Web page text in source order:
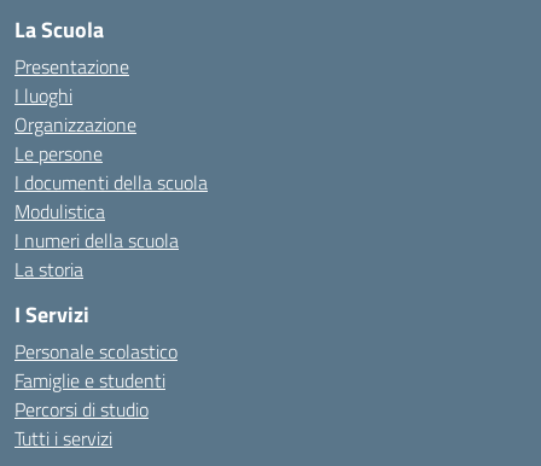
La Scuola
Presentazione
I luoghi
Organizzazione
Le persone
I documenti della scuola
Modulistica
I numeri della scuola
La storia
I Servizi
Personale scolastico
Famiglie e studenti
Percorsi di studio
Tutti i servizi